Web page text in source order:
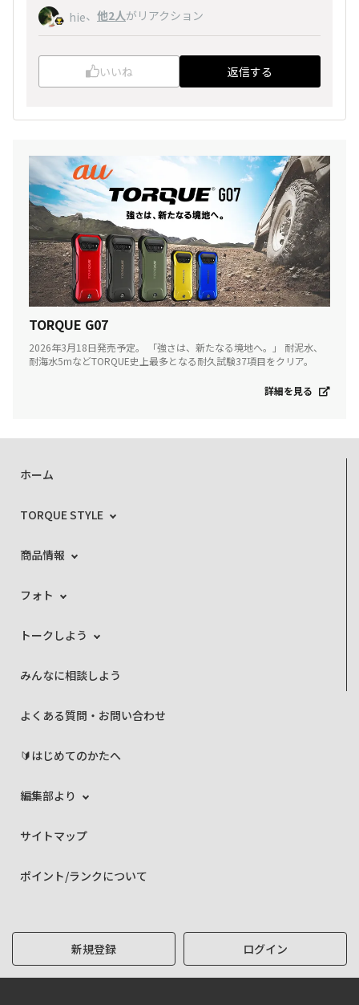
hie、 他2人がリアクション
いいね 返信する
TORQUE G07
2026年3月18日発売予定。 「強さは、新たなる境地へ。」 耐泥水、
耐海水5mなどTORQUE史上最多となる耐久試験37項目をクリア。
詳細を見る
ホーム
TORQUE STYLE
商品情報
フォト
トークしよう
みんなに相談しよう
よくある質問・お問い合わせ
🔰はじめてのかたへ
編集部より
サイトマップ
ポイント/ランクについて
新規登録 ログイン